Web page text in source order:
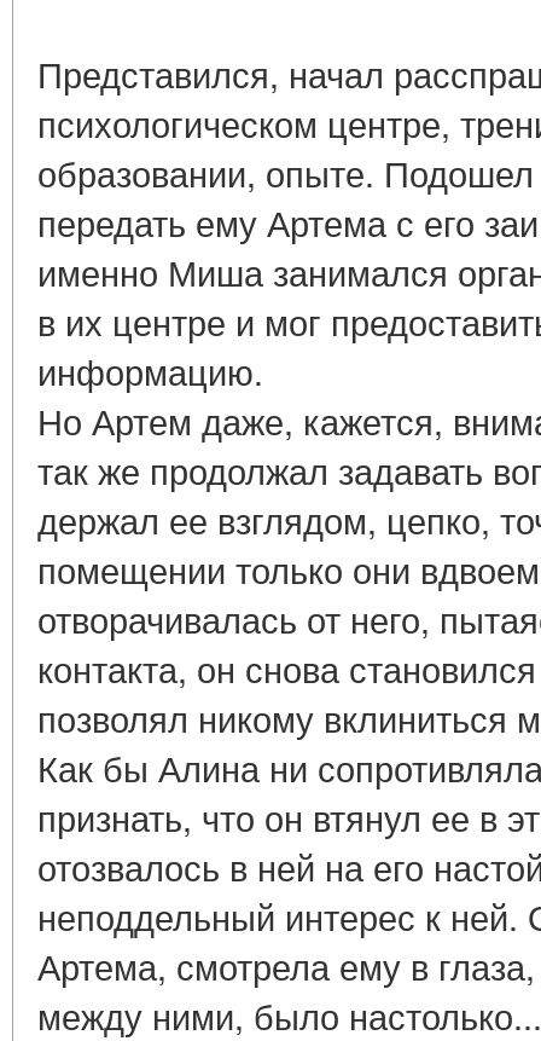
Представился, начал
психологическом центре,
образовании, опыте.
передать ему Артема с его
именно Миша занимался
в их центре и мог
информацию.
Но Артем даже, кажется,
так же продолжал задавать
держал ее взглядом, цепко,
помещении только они
отворачивалась от него,
контакта, он снова
позволял никому
Как бы Алина ни
признать, что он втянул ее в
отозвалось в ней на его
неподдельный интерес к ней.
Артема, смотрела ему в
между ними, было